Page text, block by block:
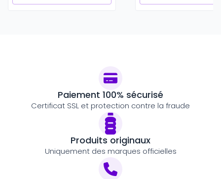
Paiement 100% sécurisé
Certificat SSL et protection contre la fraude
Produits originaux
Uniquement des marques officielles